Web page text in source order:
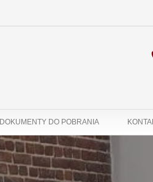
DOKUMENTY DO POBRANIA